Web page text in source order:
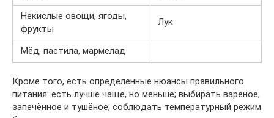
Некислые овощи, ягоды,
фрукты
Лук
Мёд, пастила, мармелад
Кроме того, есть определенные нюансы правильного
питания: есть лучше чаще, но меньше; выбирать вареное,
запечённое и тушёное; соблюдать температурный режим